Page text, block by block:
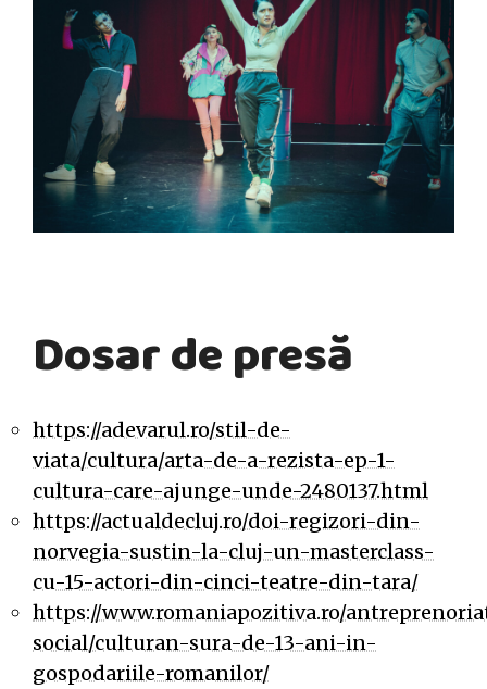
Dosar de presă
https://adevarul.ro/stil-de-
viata/cultura/arta-de-a-rezista-ep-1-
cultura-care-ajunge-unde-2480137.html
https://actualdecluj.ro/doi-regizori-din-
norvegia-sustin-la-cluj-un-masterclass-
cu-15-actori-din-cinci-teatre-din-tara/
https://www.romaniapozitiva.ro/
social/culturan-sura-de-13-ani-in-
gospodariile-romanilor/